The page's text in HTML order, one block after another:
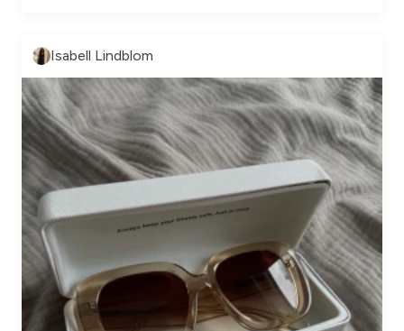
Isabell Lindblom